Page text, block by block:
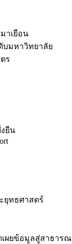
าเยือน
บมหาวิทยาลัย
ร
ยืน
ยุทธศาสตร์
เผยข้อมูลสู่สาธารณ